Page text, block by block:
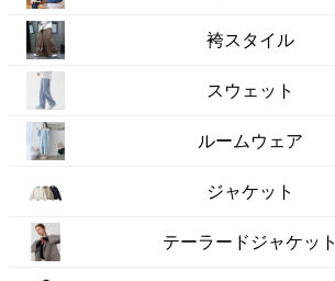
袴スタイル
スウェット
ルームウェア
ジャケット
テーラードジャケット